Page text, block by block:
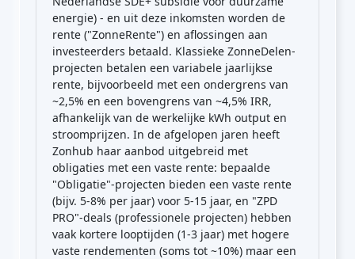
energie) - en uit deze inkomsten worden de
rente ("ZonneRente") en aflossingen aan
investeerders betaald. Klassieke ZonneDelen-
projecten betalen een variabele jaarlijkse
rente, bijvoorbeeld met een ondergrens van
~2,5% en een bovengrens van ~4,5% IRR,
afhankelijk van de werkelijke kWh output en
stroomprijzen. In de afgelopen jaren heeft
Zonhub haar aanbod uitgebreid met
obligaties met een vaste rente: bepaalde
"Obligatie"-projecten bieden een vaste rente
(bijv. 5-8% per jaar) voor 5-15 jaar, en "ZPD
PRO"-deals (professionele projecten) hebben
vaak kortere looptijden (1-3 jaar) met hogere
vaste rendementen (soms tot ~10%) maar een